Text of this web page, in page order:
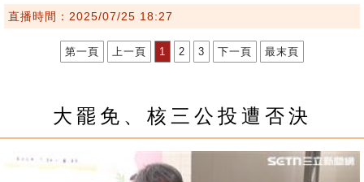
直播時間：2025/07/25 18:27
第一頁 上一頁 1 2 3 下一頁 最末頁
大罷免、核三公投遭否決